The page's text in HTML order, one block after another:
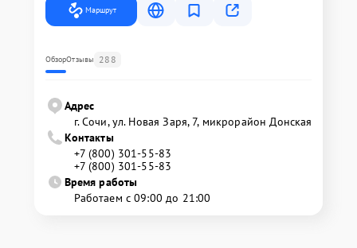
Маршрут
ОбзорОтзывы 288
Адрес
г. Сочи, ул. Новая Заря, 7, микрорайон Донская
Контакты
+7 (800) 301-55-83
+7 (800) 301-55-83
Время работы
Работаем с 09:00 до 21:00